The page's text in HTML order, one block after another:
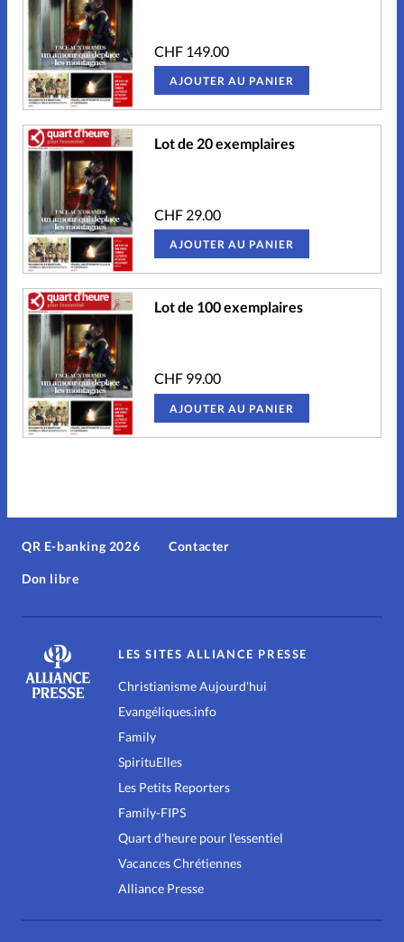
CHF149.00
AJOUTER AU PANIER
Lot de 20 exemplaires
CHF29.00
AJOUTER AU PANIER
Lot de 100 exemplaires
CHF99.00
AJOUTER AU PANIER
QR E-banking 2026
Don libre
Contacter
LES SITES ALLIANCE PRESSE
Christianisme Aujourd'hui
Evangéliques.info
Family
SpirituElles
Les Petits Reporters
Family-FIPS
Quart d'heure pour l'essentiel
Vacances Chrétiennes
Alliance Presse